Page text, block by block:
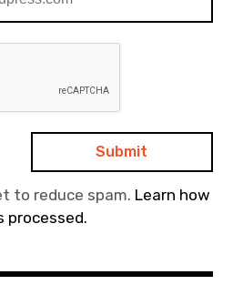
to reduce spam. Learn how
processed.